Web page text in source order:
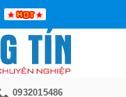
0932015486